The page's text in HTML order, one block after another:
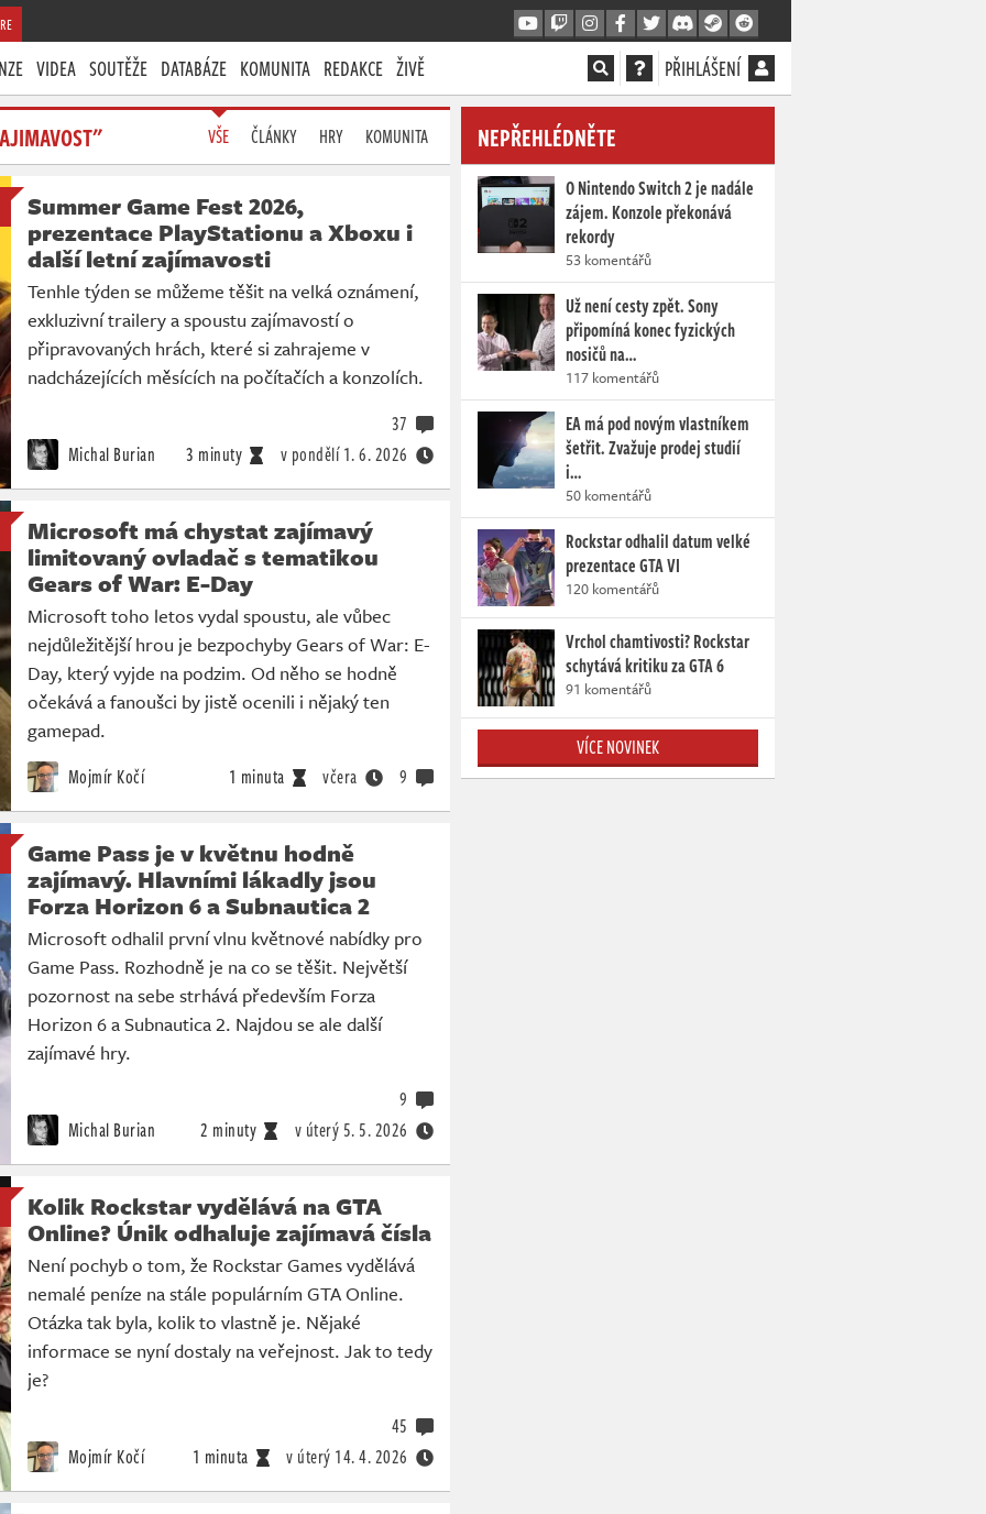
VIDEA SOUTĚŽE DATABÁZE KOMUNITA REDAKCE ŽIVĚ PŘIHLÁŠENÍ
VŠE ČLÁNKY HRY KOMUNITA
Summer Game Fest 2026,
prezentace PlayStationu a Xboxu i
další letní zajímavosti
Tenhle týden se můžeme těšit na velká oznámení,
exkluzivní trailery a spoustu zajímavostí o
připravovaných hrách, které si zahrajeme v
nadcházejících měsících na počítačích a konzolích.
Michal Burian 3 minuty v pondělí1. 6. 2026
37
Microsoft má chystat zajímavý
limitovaný ovladač s tematikou
Gears of War: E-Day
Microsoft toho letos vydal spoustu, ale vůbec
nejdůležitější hrou je bezpochyby Gears of War: E-
Day, který vyjde na podzim. Od něho se hodně
očekává a fanoušci by jistě ocenili i nějaký ten
gamepad.
Mojmír Kočí 1 minuta včera 9
Game Pass je v květnu hodně
zajímavý. Hlavními lákadly jsou
Forza Horizon 6 a Subnautica 2
Microsoft odhalil první vlnu květnové nabídky pro
Game Pass. Rozhodně je na co se těšit. Největší
pozornost na sebe strhává především Forza
Horizon 6 a Subnautica 2. Najdou se ale další
zajímavé hry.
Michal Burian 2 minuty v úterý 5. 5. 2026
9
Kolik Rockstar vydělává na GTA
Online? Únik odhaluje zajímavá čísla
Není pochyb o tom, že Rockstar Games vydělává
nemalé peníze na stále populárním GTA Online.
Otázka tak byla, kolik to vlastně je. Nějaké
informace se nyní dostaly na veřejnost. Jak to tedy
je?
Mojmír Kočí 1 minuta v úterý 14. 4. 2026
45
NEPŘEHLÉDNĚTE
O Nintendo Switch 2 je nadále
zájem. Konzole překonává
rekordy
53 komentářů
Už není cesty zpět. Sony
připomíná konec fyzických
nosičů na…
117 komentářů
EA má pod novým vlastníkem
šetřit. Zvažuje prodej studií
i…
50 komentářů
Rockstar odhalil datum velké
prezentace GTA VI
120 komentářů
Vrchol chamtivosti? Rockstar
schytává kritiku za GTA 6
91 komentářů
VÍCE NOVINEK